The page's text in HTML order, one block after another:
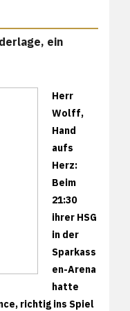
ein
Herr
Wolff,
Hand
aufs
Herz:
Beim
21:30
ihrer HSG
in der
Sparkass
en-Arena
hatte
richtig ins Spiel